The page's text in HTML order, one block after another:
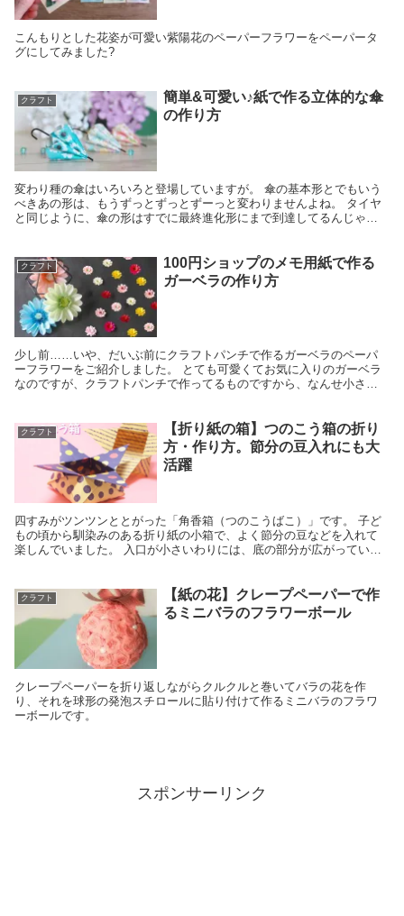
こんもりとした花姿が可愛い紫陽花のペーパーフラワーをペーパータ
グにしてみました?
クラフト
簡単&可愛い♪紙で作る立体的な傘
の作り方
変わり種の傘はいろいろと登場していますが。 傘の基本形とでもいう
べきあの形は、もうずっとずっとずーっと変わりませんよね。 タイヤ
と同じように、傘の形はすでに最終進化形にまで到達してるんじゃな
クラフト
100円ショップのメモ用紙で作る
ガーベラの作り方
少し前……いや、だいぶ前にクラフトパンチで作るガーベラのペーパ
ーフラワーをご紹介しました。 とても可愛くてお気に入りのガーベラ
なのですが、クラフトパンチで作ってるものですから、なんせ小さい
クラフト
【折り紙の箱】つのこう箱の折り
方・作り方。節分の豆入れにも大
活躍
四すみがツンツンととがった「角香箱（つのこうばこ）」です。 子ど
もの頃から馴染みのある折り紙の小箱で、よく節分の豆などを入れて
楽しんでいました。 入口が小さいわりには、底の部分が広がっている
クラフト
【紙の花】クレープペーパーで作
るミニバラのフラワーボール
クレープペーパーを折り返しながらクルクルと巻いてバラの花を作
り、それを球形の発泡スチロールに貼り付けて作るミニバラのフラワ
ーボールです。
スポンサーリンク